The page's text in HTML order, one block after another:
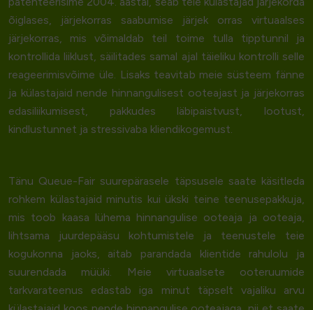
õiglases, järjekorras saabumise järjek orras virtuaalses
järjekorras, mis võimaldab teil toime tulla tipptunnil ja
kontrollida liiklust, säilitades samal ajal täieliku kontrolli selle
reageerimisvõime üle. Lisaks teavitab meie süsteem fänne
ja külastajaid nende hinnangulisest ooteajast ja järjekorras
edasiliikumisest, pakkudes läbipaistvust, lootust,
kindlustunnet ja stressivaba kliendikogemust.
Tänu Queue-Fairsuurepärasele täpsusele saate käsitleda
rohkem külastajaid minutis kui ükski teine teenusepakkuja,
mis toob kaasa lühema hinnangulise ooteaja ja ooteaja,
lihtsama juurdepääsu kohtumistele ja teenustele teie
kogukonna jaoks, aitab parandada klientide rahulolu ja
suurendada müüki. Meie virtuaalsete ooteruumide
tarkvarateenus edastab iga minut täpselt vajaliku arvu